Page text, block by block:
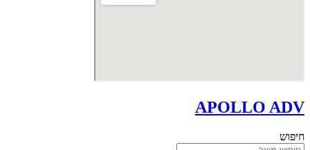
APOLLO ADV
חיפוש